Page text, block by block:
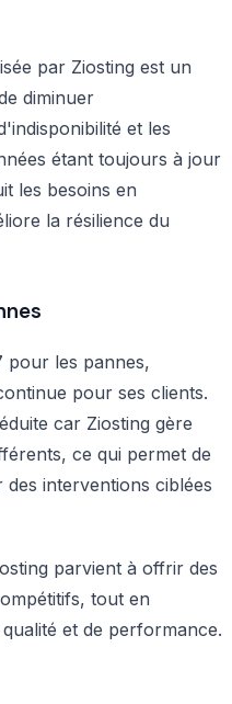
par Ziosting est un
diminuer
et les
étant toujours à jour
les besoins en
la résilience du
les pannes,
pour ses clients.
car Ziosting gère
ce qui permet de
interventions ciblées
parvient à offrir des
tout en
et de performance.